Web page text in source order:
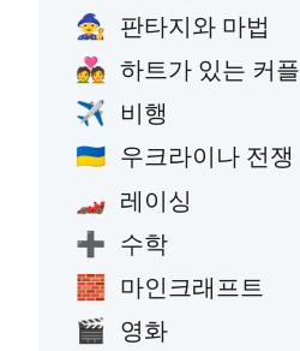
🧙 판타지와 마법
💑 하트가 있는 커플
✈️ 비행
🇺🇦 우크라이나 전쟁
🏎️ 레이싱
➕ 수학
🧱 마인크래프트
🎬 영화